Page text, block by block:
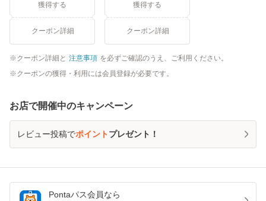
獲得する
クーポン詳細
獲得する
クーポン詳細
クーポン詳細と 注意事項 を必ずご確認のうえ、ご利用ください。
クーポンの獲得・利用には会員登録が必要です。
お店で開催中のキャンペーン
レビュー投稿でポイントプレゼント！
Pontaパス会員なら